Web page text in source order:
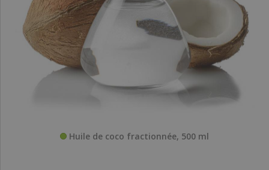
Huile de coco fractionnée, 500 ml